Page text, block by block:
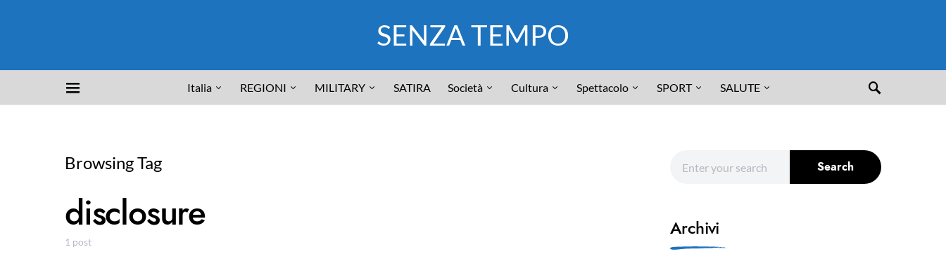
SENZA TEMPO
Italia REGIONI MILITARY SATIRA Società Cultura Spettacolo SPORT SALUTE
Browsing Tag
disclosure
1 post
Search
Archivi